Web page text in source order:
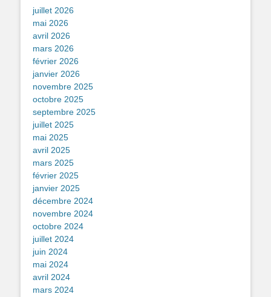
juillet 2026
mai 2026
avril 2026
mars 2026
février 2026
janvier 2026
novembre 2025
octobre 2025
septembre 2025
juillet 2025
mai 2025
avril 2025
mars 2025
février 2025
janvier 2025
décembre 2024
novembre 2024
octobre 2024
juillet 2024
juin 2024
mai 2024
avril 2024
mars 2024